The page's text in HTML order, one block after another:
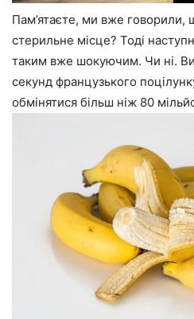
Пам’ятаєте, ми вже
стерильне місце? Тоді
таким вже шокуючим. Чи ні.
секунд французького
обмінятися більш ніж 80